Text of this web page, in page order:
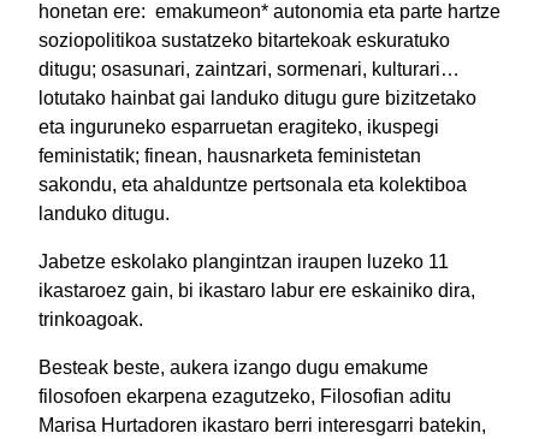
honetan ere: emakumeon* autonomia eta parte hartze
soziopolitikoa sustatzeko bitartekoak eskuratuko
ditugu; osasunari, zaintzari, sormenari, kulturari…
lotutako hainbat gai landuko ditugu gure bizitzetako
eta inguruneko esparruetan eragiteko, ikuspegi
feministatik; finean, hausnarketa feministetan
sakondu, eta ahalduntze pertsonala eta kolektiboa
landuko ditugu.
Jabetze eskolako plangintzan iraupen luzeko 11
ikastaroez gain, bi ikastaro labur ere eskainiko dira,
trinkoagoak.
Besteak beste, aukera izango dugu emakume
filosofoen ekarpena ezagutzeko, Filosofian aditu
Marisa Hurtadoren ikastaro berri interesgarri batekin,